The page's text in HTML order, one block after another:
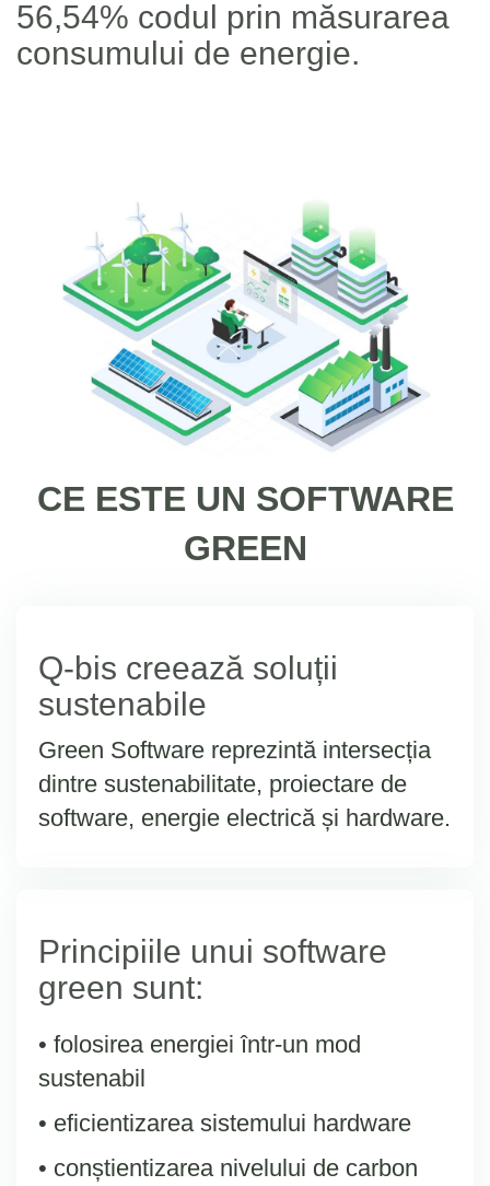
56,54% codul prin măsurarea
consumului de energie.
CE ESTE UN SOFTWARE
GREEN
Q-bis creează soluții
sustenabile
Green Software reprezintă intersecția
dintre sustenabilitate, proiectare de
software, energie electrică și hardware.
Principiile unui software
green sunt:
• folosirea energiei într-un mod
sustenabil
• eficientizarea sistemului hardware
• conștientizarea nivelului de carbon